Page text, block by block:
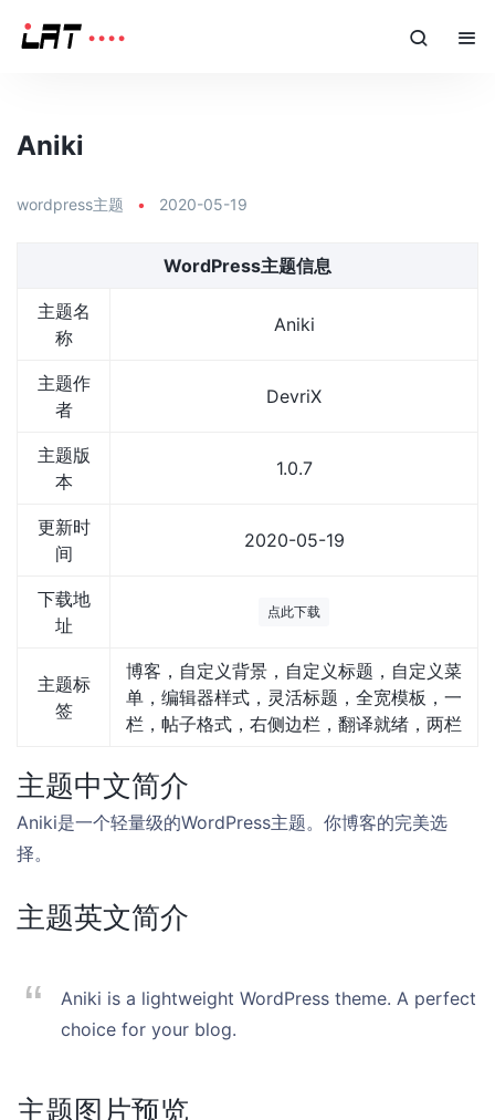
Aniki
wordpress主题 • 2020-05-19
WordPress主题信息
主题名
称
Aniki
主题作
者
DevriX
主题版
本
1.0.7
更新时
间
2020-05-19
下载地
址
点此下载
主题标
签
博客，自定义背景，自定义标题，自定义菜
单，编辑器样式，灵活标题，全宽模板，一
栏，帖子格式，右侧边栏，翻译就绪，两栏
主题中文简介
Aniki是一个轻量级的WordPress主题。你博客的完美选
择。
主题英文简介
Aniki is a lightweight WordPress theme. A perfect
choice for your blog.
主题图片预览